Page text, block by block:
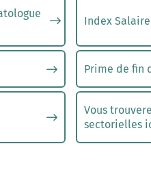
Index Salaire
Prime de fin
Vous
sectorielles